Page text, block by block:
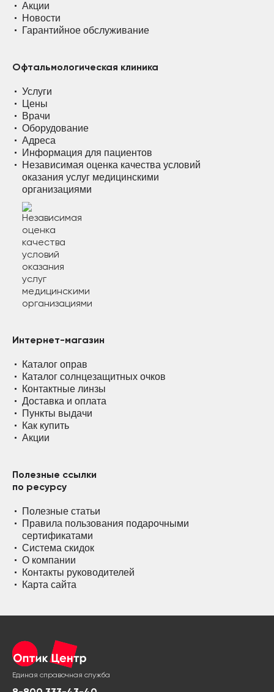
Акции
Новости
Гарантийное обслуживание
Офтальмологическая клиника
Услуги
Цены
Врачи
Оборудование
Адреса
Информация для пациентов
Независимая оценка качества условий
оказания услуг медицинскими
организациями
Интернет-магазин
Каталог оправ
Каталог солнцезащитных очков
Контактные линзы
Доставка и оплата
Пункты выдачи
Как купить
Акции
Полезные ссылки
по ресурсу
Полезные статьи
Правила пользования подарочными
сертификатами
Система скидок
О компании
Контакты руководителей
Карта сайта
Единая справочная служба